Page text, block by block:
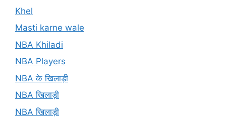
Khel
Masti karne wale
NBA Khiladi
NBA Players
NBA के खिलाड़ी
NBA खिलाड़ी
NBA खिलाड़ी